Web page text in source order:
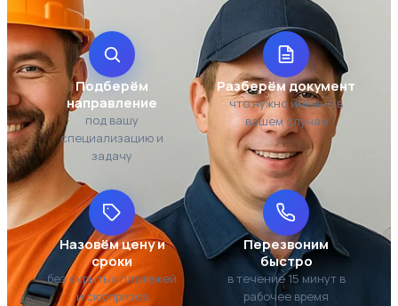
Подберём
направление
под вашу
специализацию и
задачу
Разберём документ
что нужно именно в
вашем случае
Назовём цену и
сроки
без скрытых платежей
и сюрпризов
Перезвоним
быстро
в течение 15 минут в
рабочее время